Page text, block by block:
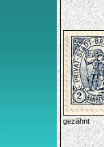
gezähnt